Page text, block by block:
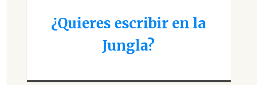
¿Quieres escribir en la
Jungla?